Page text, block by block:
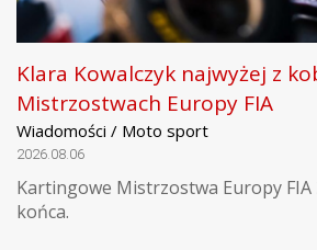
Klara Kowalczyk najwyżej z
Mistrzostwach Europy FIA
Wiadomości / Moto sport
2026.08.06
Kartingowe Mistrzostwa Europy FIA
końca.